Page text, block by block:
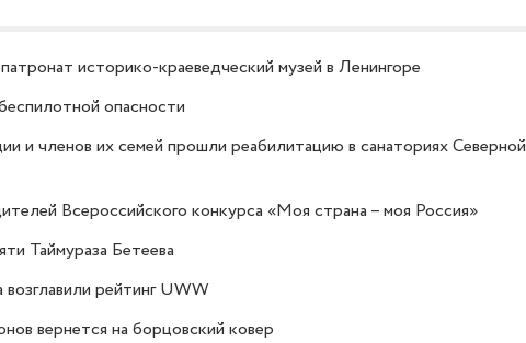
историко-краеведческий музей в Ленингоре
опасности
и членов их семей прошли реабилитацию в санаториях Северной
Всероссийского конкурса «Моя страна – моя Россия»
Таймураза Бетеева
возглавили рейтинг UWW
вернется на борцовский ковер